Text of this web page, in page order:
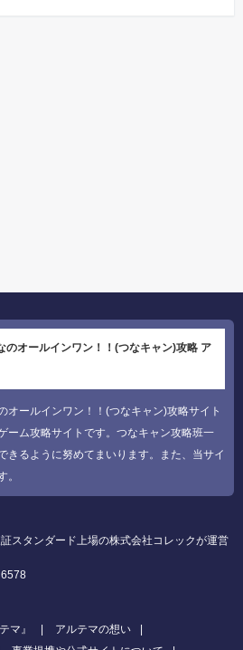
オールインワン！！(つなキャン)攻略 ア
ールインワン！！(つなキャン)攻略サイト
ーム攻略サイトです。つなキャン攻略班一
きるように努めてまいります。また、当サイ
。
スタンダード上場の株式会社コレックが運営
マ』
アルテマの想い